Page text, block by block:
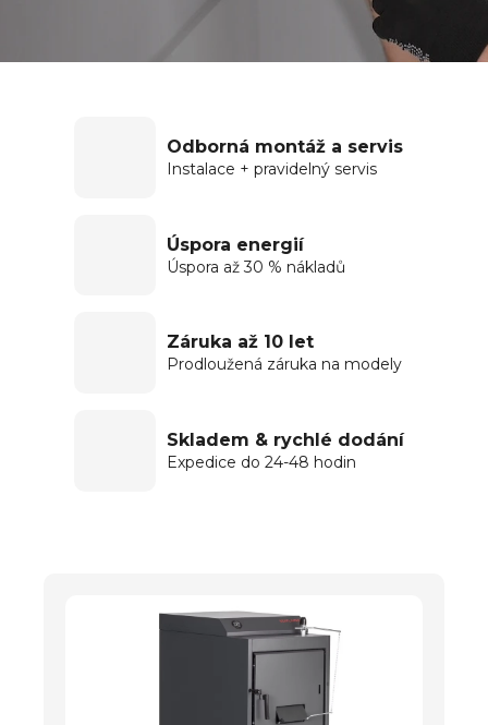
Odborná montáž a servis
Instalace + pravidelný servis
Úspora energií
Úspora až 30 % nákladů
Záruka až 10 let
Prodloužená záruka na modely
Skladem & rychlé dodání
Expedice do 24-48 hodin